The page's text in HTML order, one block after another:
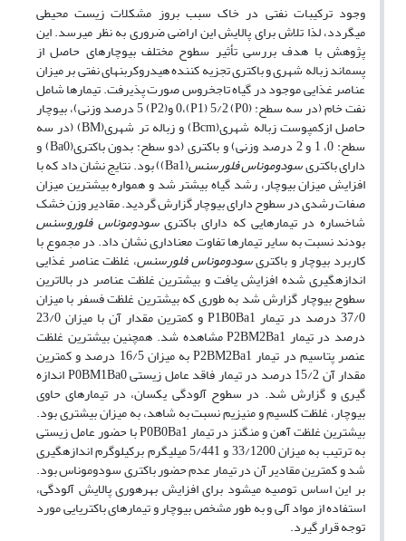
وجود ترکیبات نفتی در خاک سبب بروز مشکلات زیست محیطی
می‎گردد، لذا تلاش برای پالایش این اراضی ضروری به نظر می‎رسد. این
پژوهش با هدف بررسی تأثیر سطوح مختلف بیوچارهای حاصل از
پسماند زباله شهری و باکتری‎ تجزیه کننده هیدروکربن‎های نفتی بر میزان
عناصر غذایی موجود در گیاه تاج­خروس صورت پذیرفت. تیمارها شامل
نفت خام (در سه سطح: (P0) 0،(P1) 5/2 و(P2) 5 درصد وزنی)، بیوچار
حاصل ازکمپوست زباله شهری(Bcm) و زباله تر شهری(BM) (در سه
سطح: 0، 1 و 2 درصد وزنی) و باکتری (دو سطح: بدون باکتری(Ba0) و
دارای باکتریسودوموناس فلورسنس (Ba1)) بود. نتایج نشان داد که با
افزایش میزان بیوچار، رشد گیاه بیشتر شد و همواره بیشترین میزان
صفات رشدی در سطوح دارای بیوچار گزارش گردید. مقادیر وزن خشک
شاخساره در تیمار­هایی که دارای باکتریسودوموناس فلوروسنس
بودند نسبت به سایر تیمارها تفاوت معنا­داری نشان داد. در مجموع با
کاربرد بیوچار و باکتریسودوموناس فلورسنس، غلظت عناصر غذایی
اندازه‎گیری شده افزایش یافت و بیشترین غلظت عناصر در بالاترین
سطوح بیوچار گزارش شد به طوری که بیشترین غلظت فسفر با میزان
37/0 درصد در تیمار P1B0Ba1 و کمترین مقدار آن با میزان 23/0
درصد در تیمار P2BM2Ba1 مشاهده شد. همچنین بیشترین غلظت
عنصر پتاسیم در تیمار P2BM2Ba1 به میزان 16/5 درصد و کمترین
مقدار آن 15/2 درصد در تیمار فاقد عامل زیستی P0BM1Ba0 اندازه
گیری و گزارش شد. در سطوح آلودگی یکسان، در تیمارهای حاوی
بیوچار، غلظت کلسیم و منیزیم نسبت به شاهد، به میزان بیشتری بود.
بیشترین غلظت آهن و منگنز در تیمار P0B0Ba1 با حضور عامل زیستی
به ترتیب به میزان 33/1200 و 5/441 میلی­گرم­ برکیلوگرم اندازه‎گیری
شد و کمترین مقادیر آن در تیمار عدم حضور باکتری سودوموناس بود.
بر این اساس توصیه می‎شود برای افزایش بهره‎وری پالایش آلودگی،
استفاده از مواد آلی و به طور مشخص بیوچار و تیمارهای باکتریایی مورد
توجه قرار گیرد.